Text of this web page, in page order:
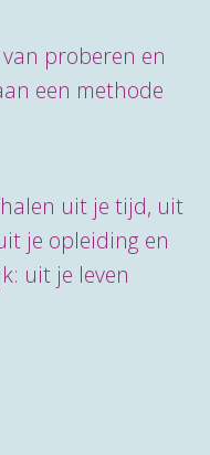
proberen en
een methode
uit je tijd, uit
je opleiding en
uit je leven